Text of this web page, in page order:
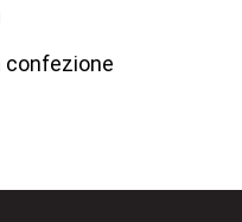
confezione